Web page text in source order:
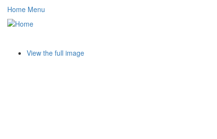
Home Menu
View the full image